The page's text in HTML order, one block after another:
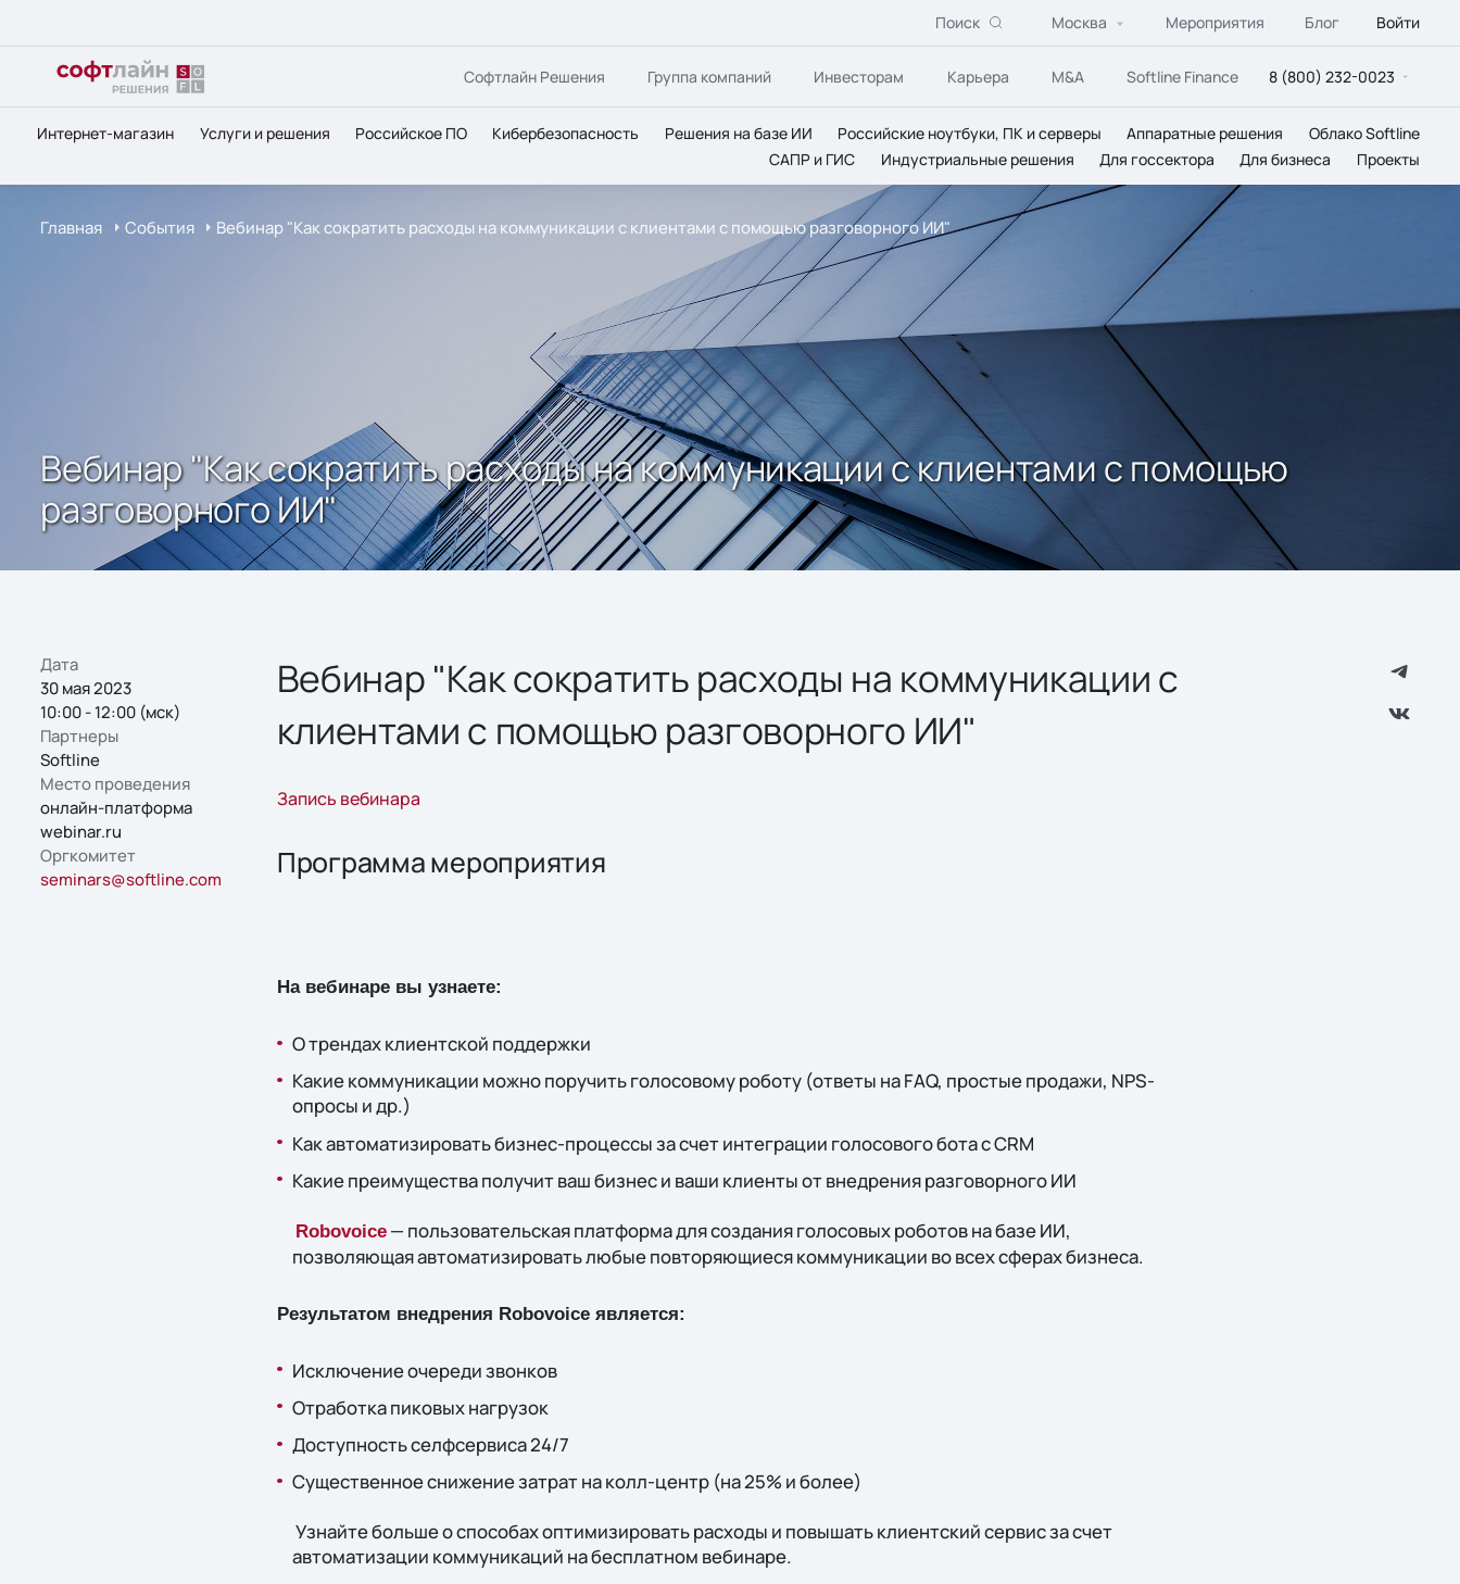
Поиск Москва Мероприятия Блог Войти
Софтлайн Решения Группа компаний Инвесторам Карьера M&A Softline Finance 8 (800) 232-0023
Интернет-магазин Услуги и решения Российское ПО Кибербезопасность Решения на базе ИИ Российские ноутбуки, ПК и серверы Аппаратные решения
Облако Softline
САПР и ГИС
Индустриальные решения Для госсектора Для бизнеса Проекты
Главная События Вебинар "Как сократить расходы на коммуникации с клиентами с помощью разговорного ИИ"
Вебинар "Как сократить расходы на коммуникации с клиентами с помощью
разговорного ИИ"
Дата
30 мая 2023
10:00 - 12:00 (мск)
Партнеры
Softline
Место проведения
онлайн-платформа
webinar.ru
Оргкомитет
seminars@softline.com
Вебинар "Как сократить расходы на коммуникации с
клиентами с помощью разговорного ИИ"
Запись вебинара
Программа мероприятия
На вебинаре вы узнаете:
О трендах клиентской поддержки
Какие коммуникации можно поручить голосовому роботу (ответы на FAQ, простые продажи, NPS-
опросы и др.)
Как автоматизировать бизнес-процессы за счет интеграции голосового бота с CRM
Какие преимущества получит ваш бизнес и ваши клиенты от внедрения разговорного ИИ
Robovoice— пользовательская платформа для создания голосовых роботов на базе ИИ,
позволяющая автоматизировать любые повторяющиеся коммуникации во всех сферах бизнеса.
Результатом внедрения Robovoice является:
Исключение очереди звонков
Отработка пиковых нагрузок
Доступность селфсервиса 24/7
Существенное снижение затрат на колл-центр (на 25% и более)
Узнайте больше о способах оптимизировать расходы и повышать клиентский сервис за счет
автоматизации коммуникаций на бесплатном вебинаре.